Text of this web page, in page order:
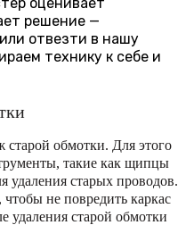
решение —
отвезти в нашу
технику к себе и
обмотки. Для этого
такие как щипцы
удаления старых проводов.
не повредить каркас
удаления старой обмотки